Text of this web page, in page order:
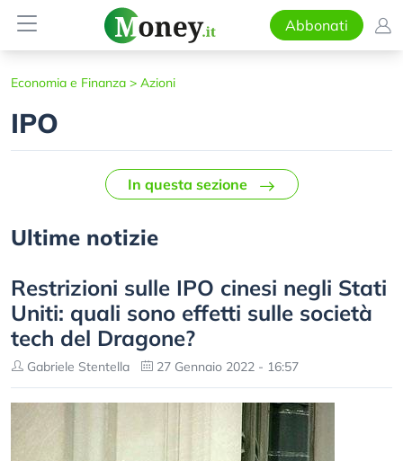
Abbonati
Economia e Finanza > Azioni
IPO
In questa sezione
Ultime notizie
Restrizioni sulle IPO cinesi negli Stati
Uniti: quali sono effetti sulle società
tech del Dragone?
Gabriele Stentella 27 Gennaio 2022 - 16:57